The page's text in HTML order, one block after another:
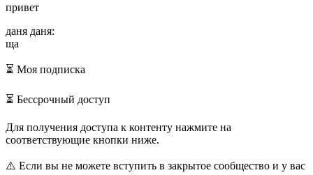
привет
даня даня:
ща
⏳ Моя подписка
⏳ Бессрочный доступ
Для получения доступа к контенту нажмите на
соответствующие кнопки ниже.
⚠️ Если вы не можете вступить в закрытое сообщество и у вас